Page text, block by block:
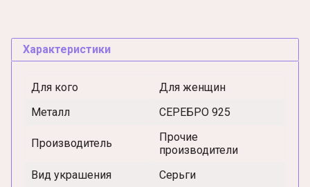
Характеристики
Для кого
Для женщин
Металл
СЕРЕБРО 925
Производитель
Прочие
производители
Вид украшения
Серьги